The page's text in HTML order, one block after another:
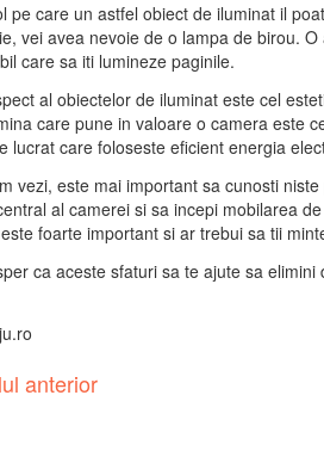
pe care un astfel obiect de iluminat il
vei avea nevoie de o lampa de birou.
care sa iti lumineze paginile.
al obiectelor de iluminat este cel
care pune in valoare o camera este
lucrat care foloseste eficient energia
vezi, este mai important sa cunosti
al camerei si sa incepi mobilarea
foarte important si ar trebui sa tii
ca aceste sfaturi sa te ajute sa
anterior